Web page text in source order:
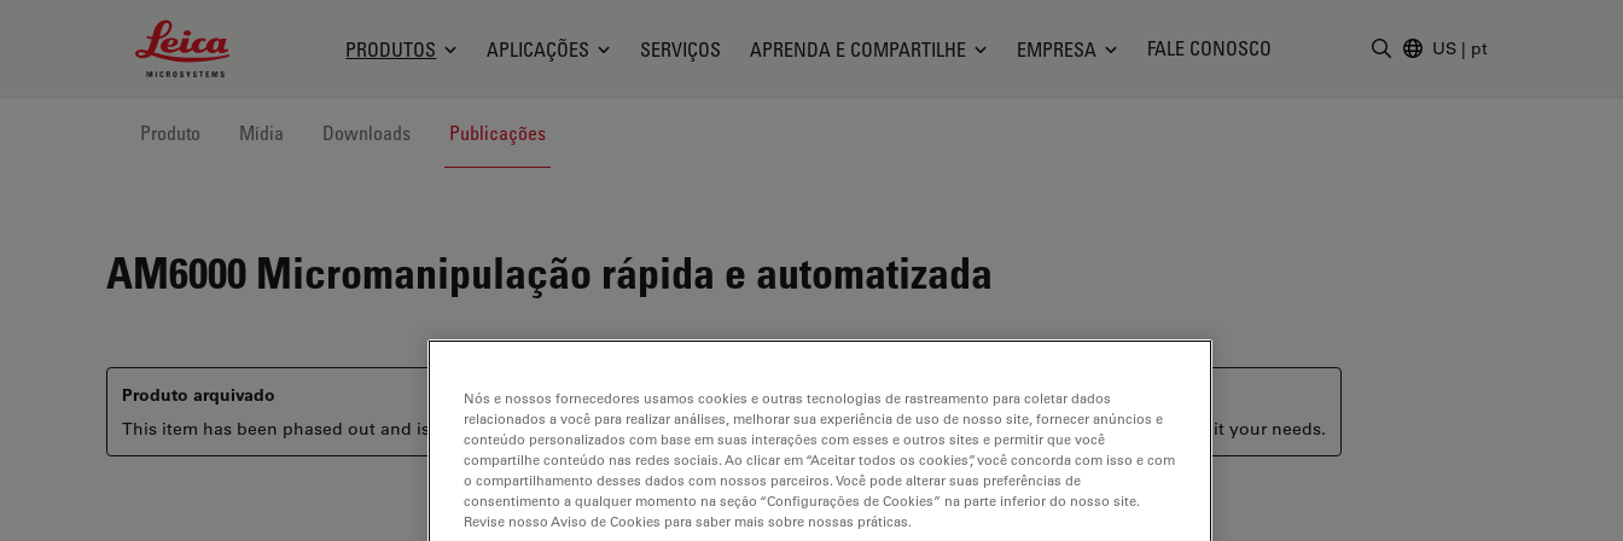
Leica Microsystems Logo
PRODUTOS APLICAÇÕES SERVIÇOS APRENDA E COMPARTILHE EMPRESA FALE CONOSCO US | pt
Produto Mídia Downloads Publicações
AM6000 Micromanipulação rápida e automatizada
Produto arquivado
This item has been phased out and is no longer available. Please contact us to enquire about recent alternative products that may suit your needs.
Nós e nossos fornecedores usamos cookies e outras tecnologias de rastreamento para coletar dados
relacionados a você para realizar análises, melhorar sua experiência de uso de nosso site, fornecer anúncios e
conteúdo personalizados com base em suas interações com esses e outros sites e permitir que você
compartilhe conteúdo nas redes sociais. Ao clicar em “Aceitar todos os cookies”, você concorda com isso e com
o compartilhamento desses dados com nossos parceiros. Você pode alterar suas preferências de
consentimento a qualquer momento na seção “Configurações de Cookies” na parte inferior do nosso site.
Revise nosso Aviso de Cookies para saber mais sobre nossas práticas.